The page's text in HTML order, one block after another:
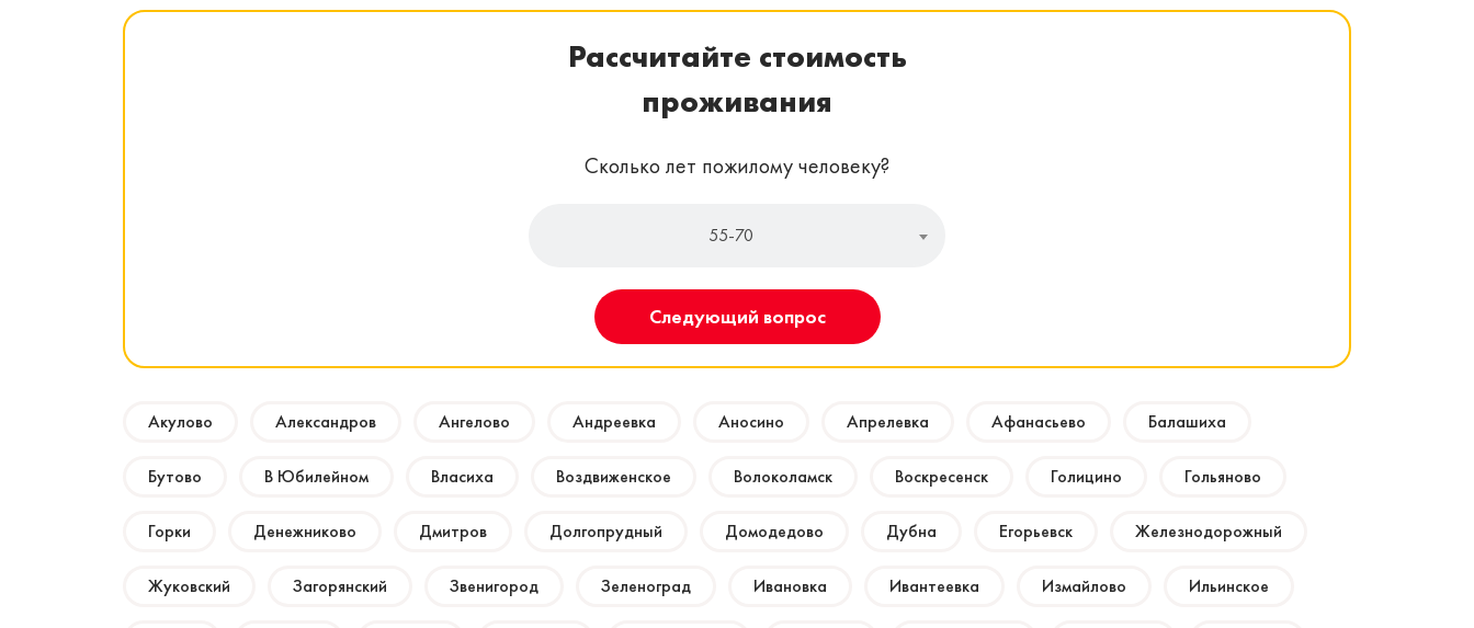
Рассчитайте стоимость
проживания
Сколько лет пожилому человеку?
55-70
Следующий вопрос
Акулово Александров Ангелово Андреевка Аносино Апрелевка Афанасьево Балашиха
Бутово В Юбилейном Власиха Воздвиженское Волоколамск Воскресенск Голицино Гольяново
Горки Денежниково Дмитров Долгопрудный Домодедово Дубна Егорьевск Железнодорожный
Жуковский Загорянский Звенигород Зеленоград Ивановка Ивантеевка Измайлово Ильинское